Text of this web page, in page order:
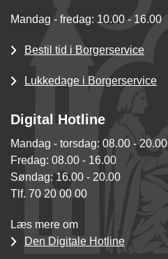
Mandag - fredag: 10.00 - 16.00
Bestil tid i Borgerservice
Lukkedage i Borgerservice
Digital Hotline
Mandag - torsdag: 08.00 - 20.00
Fredag: 08.00 - 16.00
Søndag: 16.00 - 20.00
Tlf. 70 20 00 00
Læs mere om
Den Digitale Hotline